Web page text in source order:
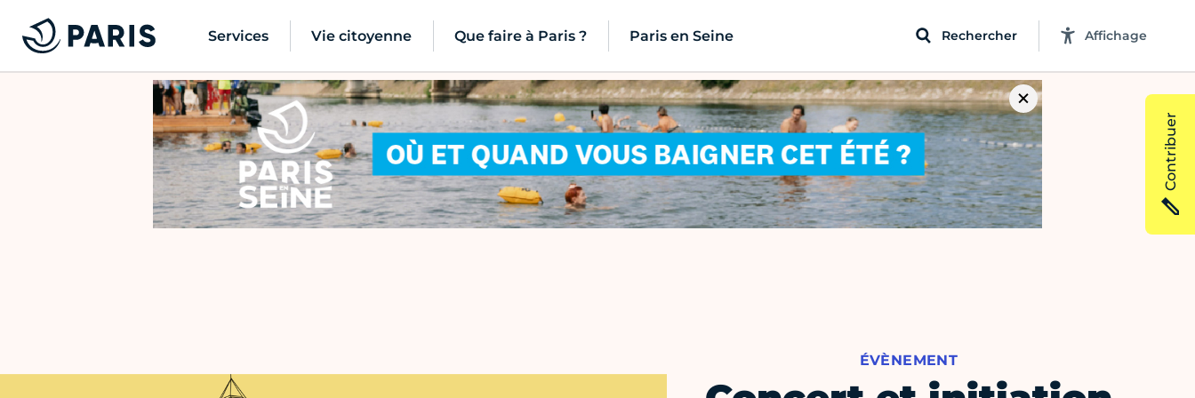
Services Vie citoyenne Que faire à Paris ? Paris en Seine Rechercher Affichage
ÉVÈNEMENT
Contribuer